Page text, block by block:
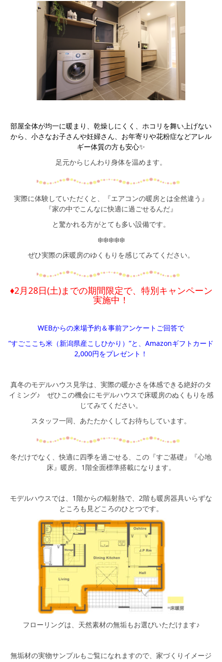
部屋全体が均一に暖まり、乾燥しにくく、ホコリを舞い上げない
から、小さなお子さんや妊婦さん、お年寄りや花粉症などアレル
ギー体質の方も安心✨
足元からじんわり身体を温めます。
実際に体験していただくと、『エアコンの暖房とは全然違う』
『家の中でこんなに快適に過ごせるんだ』
と驚かれる方がとても多い設備です。
❄️❄️❄️❄️❄️
ぜひ実際の床暖房のゆくもりを感じてみてください。
♦2月28日(土)までの期間限定で、特別キャンペーン
実施中！
WEBからの来場予約＆事前アンケートご回答で
”すごここち米（新潟県産こしひかり）”と、Amazonギフトカード
2,000円をプレゼント！
真冬のモデルハウス見学は、実際の暖かさを体感できる絶好のタ
イミング♪ ぜひこの機会にモデルハウスで床暖房のぬくもりを感
じてみてください。
スタッフ一同、あたたかくしてお待ちしています。
冬だけでなく、快適に四季を過ごせる、この『すご基礎』『心地
床』暖房。1階全面標準搭載になります。
モデルハウスでは、1階からの輻射熱で、2階も暖房器具いらずな
ところも見どころのひとつです。
フローリングは、天然素材の無垢もお選びいただけます♪
無垢材の実物サンプルもご覧になれますので、家づくりイメージ